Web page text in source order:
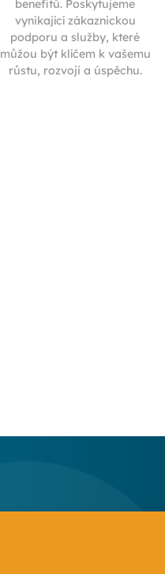
benefitů. Poskytujeme
vynikající zákaznickou
podporu a služby, které
můžou být klíčem k vašemu
růstu, rozvoji a úspěchu.